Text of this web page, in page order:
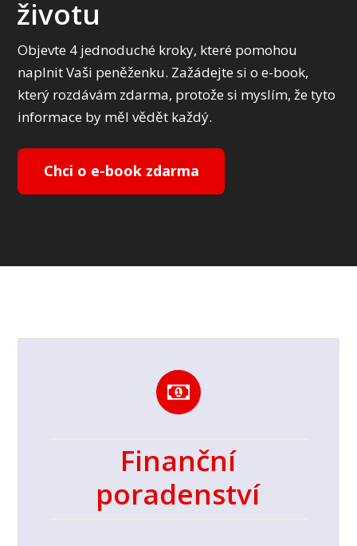
životu
Objevte 4 jednoduché kroky, které pomohou
naplnit Vaši peněženku. Zažádejte si o e-book,
který rozdávám zdarma, protože si myslím, že tyto
informace by měl vědět každý.
Chci o e-book zdarma
Finanční
poradenství